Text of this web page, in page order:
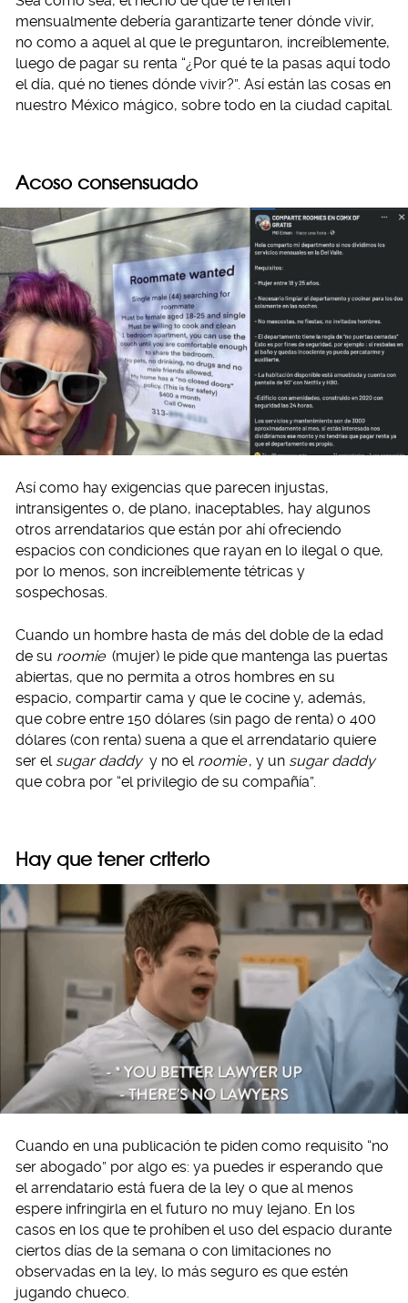
mensualmente debería garantizarte tener dónde vivir,
no como a aquel al que le preguntaron, increíblemente,
luego de pagar su renta “¿Por qué te la pasas aquí todo
el día, qué no tienes dónde vivir?”. Así están las cosas en
nuestro México mágico, sobre todo en la ciudad capital.
Acoso consensuado
Así como hay exigencias que parecen injustas,
intransigentes o, de plano, inaceptables, hay algunos
otros arrendatarios que están por ahí ofreciendo
espacios con condiciones que rayan en lo ilegal o que,
por lo menos, son increíblemente tétricas y
sospechosas.
Cuando un hombre hasta de más del doble de la edad
de su roomie (mujer) le pide que mantenga las puertas
abiertas, que no permita a otros hombres en su
espacio, compartir cama y que le cocine y, además,
que cobre entre 150 dólares (sin pago de renta) o 400
dólares (con renta) suena a que el arrendatario quiere
ser el sugar daddy y no el roomie , y un sugar daddy
que cobra por “el privilegio de su compañía”.
Hay que tener criterio
Cuando en una publicación te piden como requisito “no
ser abogado” por algo es: ya puedes ir esperando que
el arrendatario está fuera de la ley o que al menos
espere infringirla en el futuro no muy lejano. En los
casos en los que te prohíben el uso del espacio durante
ciertos días de la semana o con limitaciones no
observadas en la ley, lo más seguro es que estén
jugando chueco.